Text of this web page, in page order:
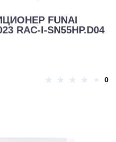
FUNAI
RAC-I-SN55HP.D04
0